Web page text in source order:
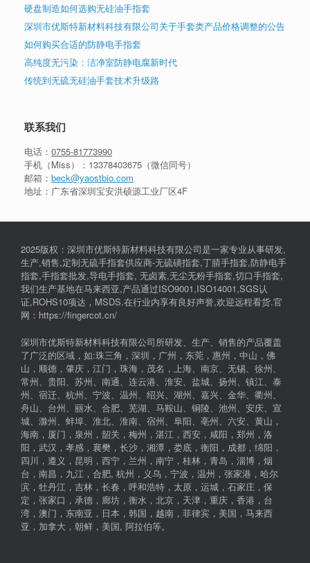
硬盘制造如何选购无硅油手指套
深圳市优斯特新材料科技有限公司关于手套类产品价格调整的公告
如何购买合适的防静电手指套
高纯度无污染：洁净室防静电腐新时代
传统到无硫无硅油手套技术升级路
联系我们
电话： 0755-81773990
手机（Miss）： 13378403675 （微信同号）
邮箱： beck@yaostbio.com
地址：广东省深圳宝安洪硕源工业厂区4F
2025版权：深圳市优斯特新材料科技有限公司是一家专业从事研发,
生产,销售,定制无硫手指套供应商-无硫磺指套,丁腈手指套,防静电手
指套,手指套批发,导电手指套, 无卤素,无尘无粉手指套,切口手指套,
我们生产基地在马来西亚,产品通过ISO9001,ISO14001,SGS认
证,ROHS10项达，MSDS.在行业内享有良好声誉,欢迎远程看货.官
网：https://fingercot.cn/
深圳市优斯特新材料科技有限公司所研发、生产、销售的产品覆盖
了广泛的区域，如:珠三角，深圳，广州，东莞，惠州，中山，佛
山，顺德，肇庆，江门，珠海，茂名，上海、南京、无锡、徐州、
常州、贵阳、苏州、南通、连云港、淮安、盐城、扬州、镇江、泰
州、宿迁、杭州、宁波、温州、绍兴、湖州、嘉兴、金华、衢州、
舟山、台州、丽水、合肥、芜湖、马鞍山、铜陵、池州、安庆、宣
城、滁州、蚌埠、淮北、淮南、宿州、阜阳、亳州、六安、黄山，
海南，厦门，泉州，韶关，梅州，湛江，西安，咸阳，郑州，洛
阳，武汉，孝感，襄樊，长沙，湘潭，娄底，衡阳，成都，绵阳，
四川，遵义，昆明，西宁，兰州，南宁，桂林，青岛，淄博，烟
台，南昌，九江，合肥, 杭州，义乌，宁波，温州，张家港，哈尔
滨，牡丹江，吉林，长春，呼和浩特，太原，运城，石家庄，保
定，张家口，承德，廊坊，衡水，北京，天津，重庆，香港，台
湾，澳门，东南亚，日本，韩国，越南，菲律宾，美国，马来西
亚，加拿大，朝鲜，美国, 阿拉伯等。